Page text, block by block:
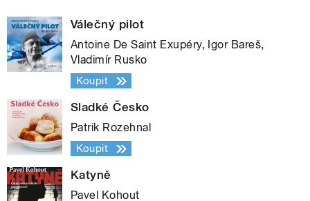
Válečný pilot
Antoine De Saint Exupéry, Igor Bareš,
Vladimír Rusko
Koupit
Sladké Česko
Patrik Rozehnal
Koupit
Katyně
Pavel Kohout